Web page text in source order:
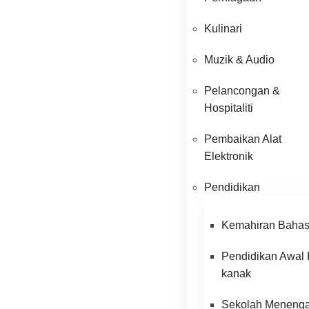
Kulinari
Muzik & Audio
Pelancongan &
Hospitaliti
Pembaikan Alat
Elektronik
Pendidikan
Kemahiran
Pendidikan Awal
kanak
Sekolah